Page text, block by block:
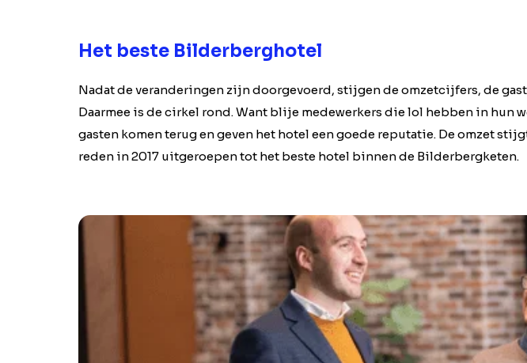
Het beste Bilderberghotel
Nadat de veranderingen zijn doorgevoerd, stijgen de omzetcijfers, de
Daarmee is de cirkel rond. Want blije medewerkers die lol hebben in hun
gasten komen terug en geven het hotel een goede reputatie. De omzet
reden in 2017 uitgeroepen tot het beste hotel binnen de Bilderbergketen.